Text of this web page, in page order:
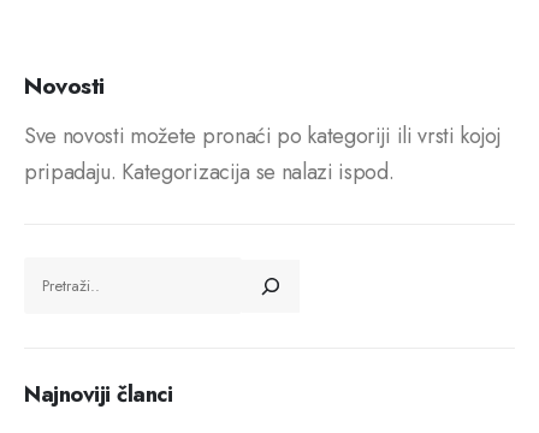
Novosti
Sve novosti možete pronaći po kategoriji ili vrsti kojoj
pripadaju. Kategorizacija se nalazi ispod.
Najnoviji članci